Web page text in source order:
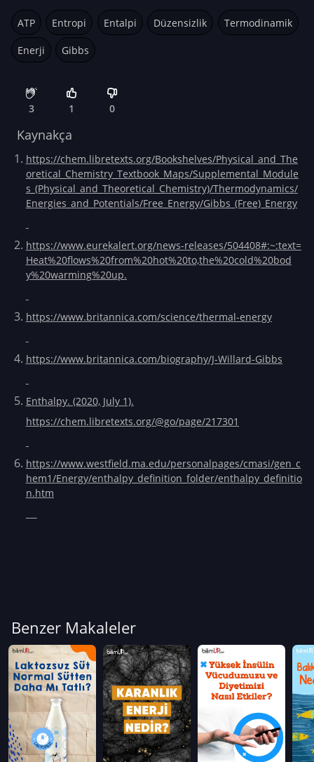
ATP Entropi Entalpi Düzensizlik Termodinamik
Enerji Gibbs
3 1 0
Kaynakça
https://chem.libretexts.org/Bookshelves/Physical_and_The
oretical_Chemistry_Textbook_Maps/Supplemental_Module
s_(Physical_and_Theoretical_Chemistry)/Thermodynamics/
Energies_and_Potentials/Free_Energy/Gibbs_(Free)_Energy
https://www.eurekalert.org/news-releases/504408#:~:text=
Heat%20flows%20from%20hot%20to,the%20cold%20bod
y%20warming%20up.
https://www.britannica.com/science/thermal-energy
https://www.britannica.com/biography/J-Willard-Gibbs
Enthalpy. (2020, July 1).
https://chem.libretexts.org/@go/page/217301
https://www.westfield.ma.edu/personalpages/cmasi/gen_c
hem1/Energy/enthalpy_definition_folder/enthalpy_definitio
n.htm
Benzer Makaleler